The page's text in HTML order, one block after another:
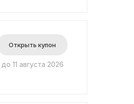
Открыть купон
до 11 августа 2026